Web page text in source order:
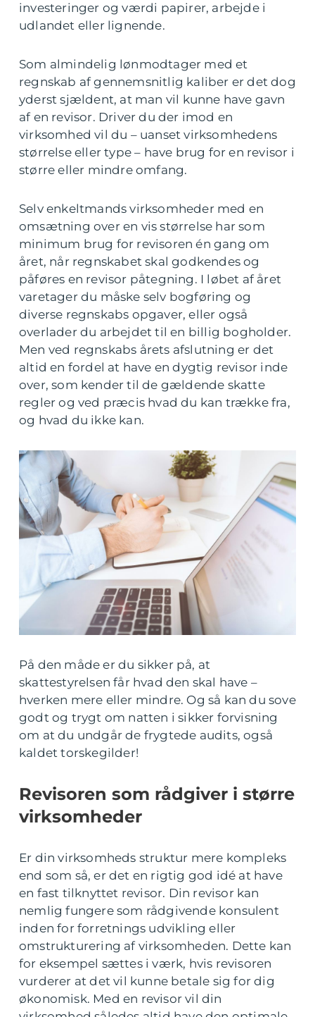
investeringer og værdi papirer, arbejde i
udlandet eller lignende.
Som almindelig lønmodtager med et
regnskab af gennemsnitlig kaliber er det dog
yderst sjældent, at man vil kunne have gavn
af en revisor. Driver du der imod en
virksomhed vil du – uanset virksomhedens
størrelse eller type – have brug for en revisor i
større eller mindre omfang.
Selv enkeltmands virksomheder med en
omsætning over en vis størrelse har som
minimum brug for revisoren én gang om
året, når regnskabet skal godkendes og
påføres en revisor påtegning. I løbet af året
varetager du måske selv bogføring og
diverse regnskabs opgaver, eller også
overlader du arbejdet til en billig bogholder.
Men ved regnskabs årets afslutning er det
altid en fordel at have en dygtig revisor inde
over, som kender til de gældende skatte
regler og ved præcis hvad du kan trække fra,
og hvad du ikke kan.
På den måde er du sikker på, at
skattestyrelsen får hvad den skal have –
hverken mere eller mindre. Og så kan du sove
godt og trygt om natten i sikker forvisning
om at du undgår de frygtede audits, også
kaldet torskegilder!
Revisoren som rådgiver i større
virksomheder
Er din virksomheds struktur mere kompleks
end som så, er det en rigtig god idé at have
en fast tilknyttet revisor. Din revisor kan
nemlig fungere som rådgivende konsulent
inden for forretnings udvikling eller
omstrukturering af virksomheden. Dette kan
for eksempel sættes i værk, hvis revisoren
vurderer at det vil kunne betale sig for dig
økonomisk. Med en revisor vil din